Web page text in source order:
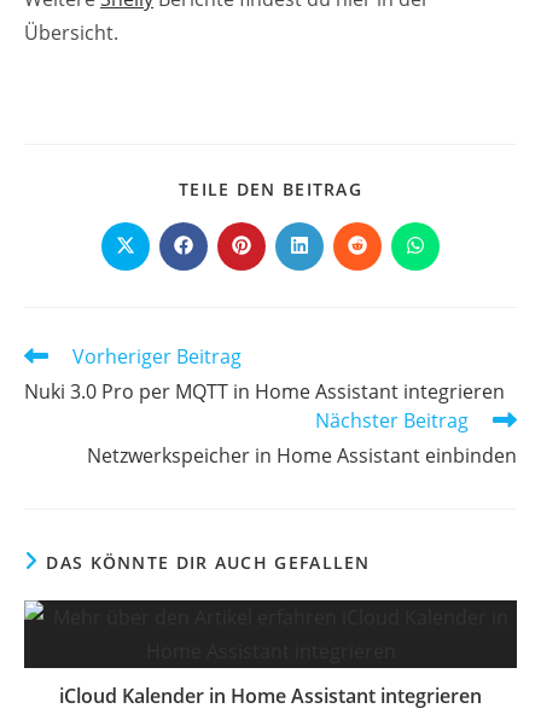
Übersicht.
TEILE DEN BEITRAG
TEILEN
Öffnet
in
Öffnet
in
Öffnet
in
Öffnet
in
Öffnet
in
Öffnet
in
Weitere
Artikel
ansehen
Vorheriger Beitrag
Nuki 3.0 Pro per MQTT in Home Assistant integrieren
Nächster Beitrag
Netzwerkspeicher in Home Assistant einbinden
DAS KÖNNTE DIR AUCH GEFALLEN
iCloud Kalender in Home Assistant integrieren